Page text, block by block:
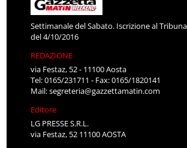
Settimanale del Sabato. Iscrizione al
del 4/10/2016
REDAZIONE
via Festaz, 52 - 11100 Aosta
Tel: 0165/231711 - Fax: 0165/1820141
Mail:segreteria@gazzettamatin.com
Editore
LG PRESSE S.R.L.
via Festaz, 52 11100 AOSTA